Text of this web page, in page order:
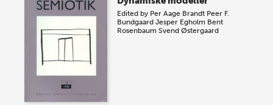
Edited by Per Aage Brandt Peer F.
Bundgaard Jesper Egholm Bent
Rosenbaum Svend Østergaard